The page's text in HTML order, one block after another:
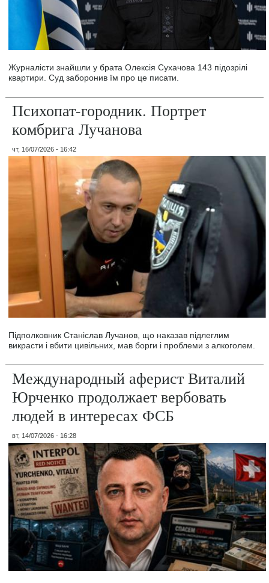
Журналісти знайшли у брата Олексія Сухачова 143 підозрілі
квартири. Суд заборонив їм про це писати.
Психопат-городник. Портрет
комбрига Лучанова
чт, 16/07/2026 - 16:42
Підполковник Станіслав Лучанов, що наказав підлеглим
викрасти і вбити цивільних, мав борги і проблеми з алкоголем.
Международный аферист Виталий
Юрченко продолжает вербовать
людей в интересах ФСБ
вт, 14/07/2026 - 16:28